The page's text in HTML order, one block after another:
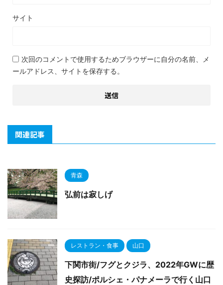
サイト
次回のコメントで使用するためブラウザーに自分の名前、メ
ールアドレス、サイトを保存する。
関連記事
青森
弘前は寂しげ
レストラン・食事 山口
下関市街/フグとクジラ、2022年GWに歴
史探訪/ポルシェ・パナメーラで行く山口